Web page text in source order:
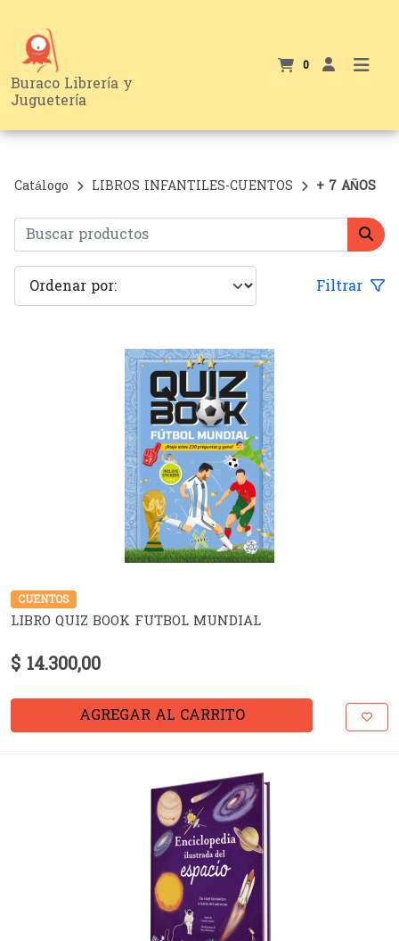
Buraco Librería y
Juguetería
0
Catálogo LIBROS INFANTILES-CUENTOS + 7 AÑOS
Filtrar
CUENTOS
LIBRO QUIZ BOOK FUTBOL MUNDIAL
$ 14.300,00
AGREGAR AL CARRITO